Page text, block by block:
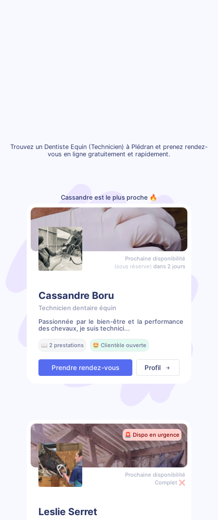
Trouvez un Dentiste Equin (Technicien) à Plédran et prenez rendez-
vous en ligne gratuitement et rapidement.
Cassandre est le plus proche 🔥
Prochaine disponibilité
(sous réserve) dans 2 jours
Cassandre Boru
Technicien dentaire équin
Passionnée par le bien-être et la performance
des chevaux, je suis technici...
📖 2 prestations 🤩 Clientèle ouverte
Prendre rendez-vous Profil
🚨 Dispo en urgence
Prochaine disponibilité
Complet ❌
Leslie Serret